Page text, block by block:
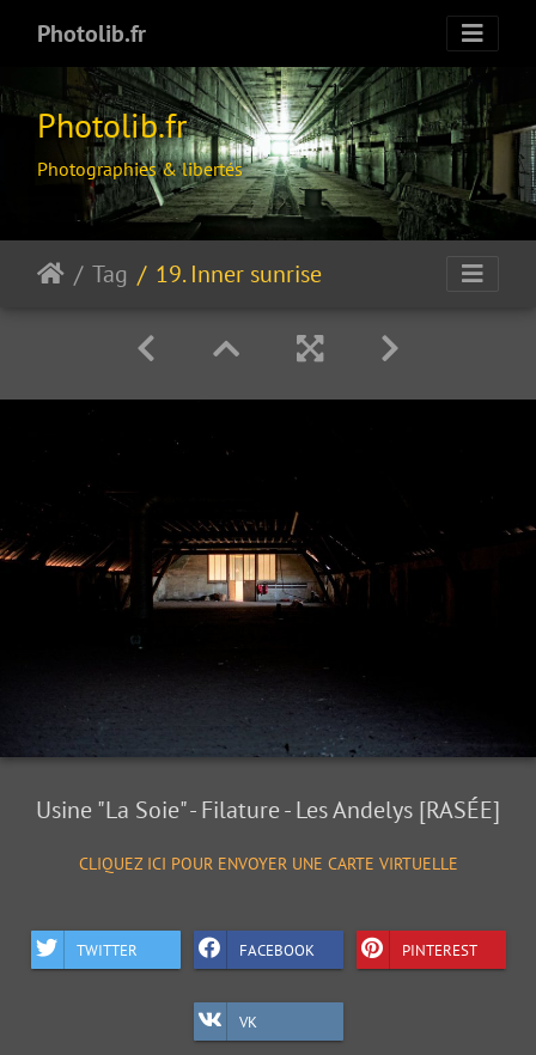
Photolib.fr
Photolib.fr
Photographies & libertés
Tag 19. Inner sunrise
Usine "La Soie" - Filature - Les Andelys [RASÉE]
CLIQUEZ ICI POUR ENVOYER UNE CARTE VIRTUELLE
TWITTER FACEBOOK PINTEREST
VK